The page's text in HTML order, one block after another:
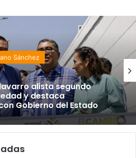
Sánchez
alista segundo
y destaca
Gobierno del Estado